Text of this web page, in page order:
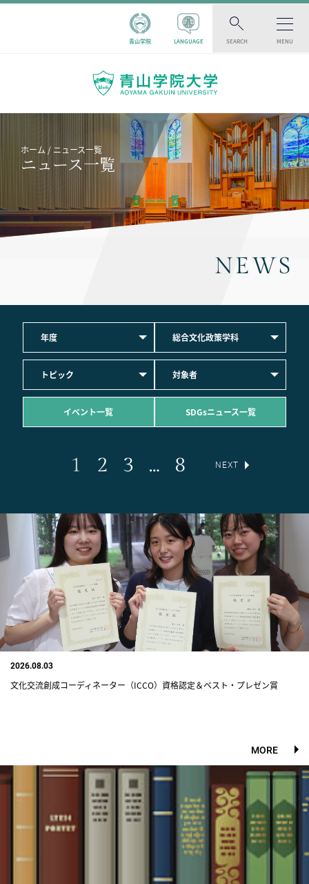
青山学院 LANGUAGE SEARCH MENU
ホーム ニュース一覧
ニュース一覧
NEWS
年度 総合文化政策学科
トピック 対象者
イベント一覧 SDGsニュース一覧
1 2 3 … 8 NEXT
2026.08.03
文化交流創成コーディネーター（ICCO）資格認定＆ベスト・プレゼン賞
MORE